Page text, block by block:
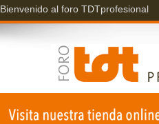
Bienvenido al foro TDTprofesional